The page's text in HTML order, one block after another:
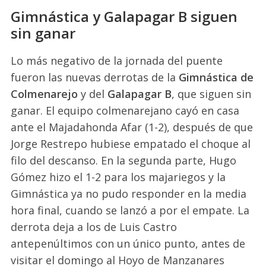
Gimnástica y Galapagar B siguen
sin ganar
Lo más negativo de la jornada del puente
fueron las nuevas derrotas de la Gimnástica de
Colmenarejo y del Galapagar B, que siguen sin
ganar. El equipo colmenarejano cayó en casa
ante el Majadahonda Afar (1-2), después de que
Jorge Restrepo hubiese empatado el choque al
filo del descanso. En la segunda parte, Hugo
Gómez hizo el 1-2 para los majariegos y la
Gimnástica ya no pudo responder en la media
hora final, cuando se lanzó a por el empate. La
derrota deja a los de Luis Castro
antepenúltimos con un único punto, antes de
visitar el domingo al Hoyo de Manzanares